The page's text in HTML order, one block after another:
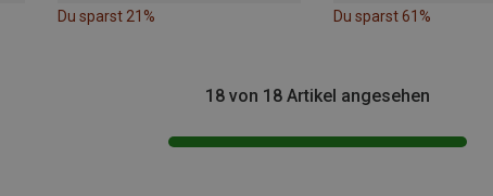
Du sparst 21% Du sparst 61%
18 von 18 Artikel angesehen